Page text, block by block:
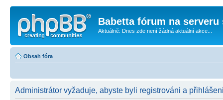
Babetta fórum na serveru
Aktuálně: Dnes zde není žádná aktuální akce...
Obsah fóra
Administrátor vyžaduje, abyste byli registrováni a